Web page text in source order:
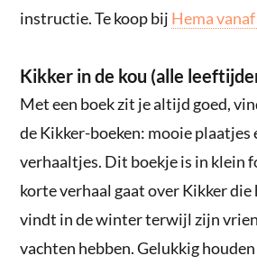
instructie. Te koop bij Hema
Kikker in de kou (alle
Met een boek zit je altijd goed,
de Kikker-boeken: mooie plaatjes
verhaaltjes. Dit boekje is in klein
korte verhaal gaat over Kikker die
vindt in de winter terwijl zijn
vachten hebben. Gelukkig